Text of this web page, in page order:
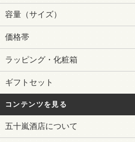
容量（サイズ）
価格帯
ラッピング・化粧箱
ギフトセット
コンテンツを見る
五十嵐酒店について